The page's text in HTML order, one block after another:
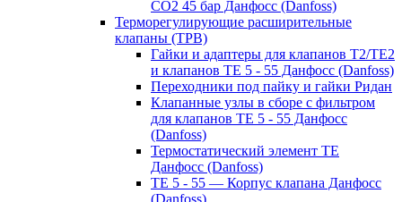
CO2 45 бар Данфосс (Danfoss)
Терморегулирующие расширительные
клапаны (ТРВ)
Гайки и адаптеры для клапанов T2/TE2
и клапанов TE 5 - 55 Данфосс (Danfoss)
Переходники под пайку и гайки Ридан
Клапанные узлы в сборе с фильтром
для клапанов TE 5 - 55 Данфосс
(Danfoss)
Термостатический элемент TE
Данфосс (Danfoss)
TE 5 - 55 — Корпус клапана Данфосс
(Danfoss)